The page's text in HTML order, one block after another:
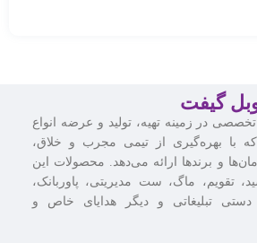
گیفت
در زمینه تهیه، تولید و عرضه انواع
با بهره‌گیری از تیمی مجرب و خلاق،
و برندها ارائه می‌دهد. محصولات این
تقویم، ماگ، ست مدیریتی، پاوربانک،
دستی تبلیغاتی و دیگر هدایای خاص و